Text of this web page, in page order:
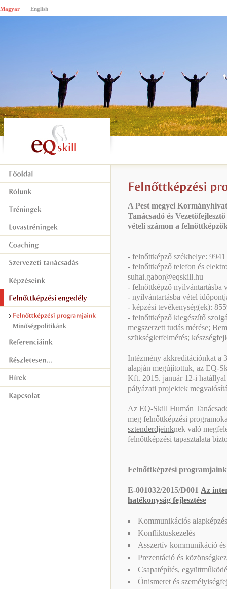
Magyar English
A Pest megyei
Tanácsadó és
vételi számon a
- felnőttképző székhelye:
- felnőttképző telefon és
suhai.gabor@eqskill.hu
- felnőttképző nyilvántartásba
- nyilvántartásba vétel
- képzési tevékenység(ek):
- felnőttképző kiegészítő
megszerzett tudás mérése;
szükségletfelmérés;
Intézmény akkreditációnkat a
alapján megújítottuk, az EQ-
Kft. 2015. január 12-i
pályázati projektek
Az EQ-Skill Humán
meg felnőttképzési
sztenderdjeinknek való
felnőttképzési tapasztalata
Felnőttképzési
E-001032/2015/D001 Az
hatékonyság fejlesztése
Kommunikációs alapképzés
Konfliktuskezelés
Asszertív kommunikáció
Prezentáció és
Csapatépítés,
Önismeret és